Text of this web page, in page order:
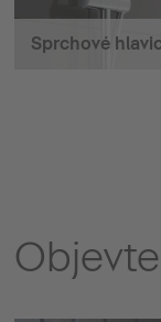
Sprchové